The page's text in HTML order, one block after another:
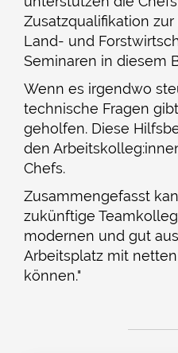
Zusatzqualifikation
Land- und
Seminaren in diesem
Wenn es irgendwo
technische Fragen
geholfen. Diese
den
Chefs.
Zusammengefasst
zukünftige
modernen und gut
Arbeitsplatz mit
können."